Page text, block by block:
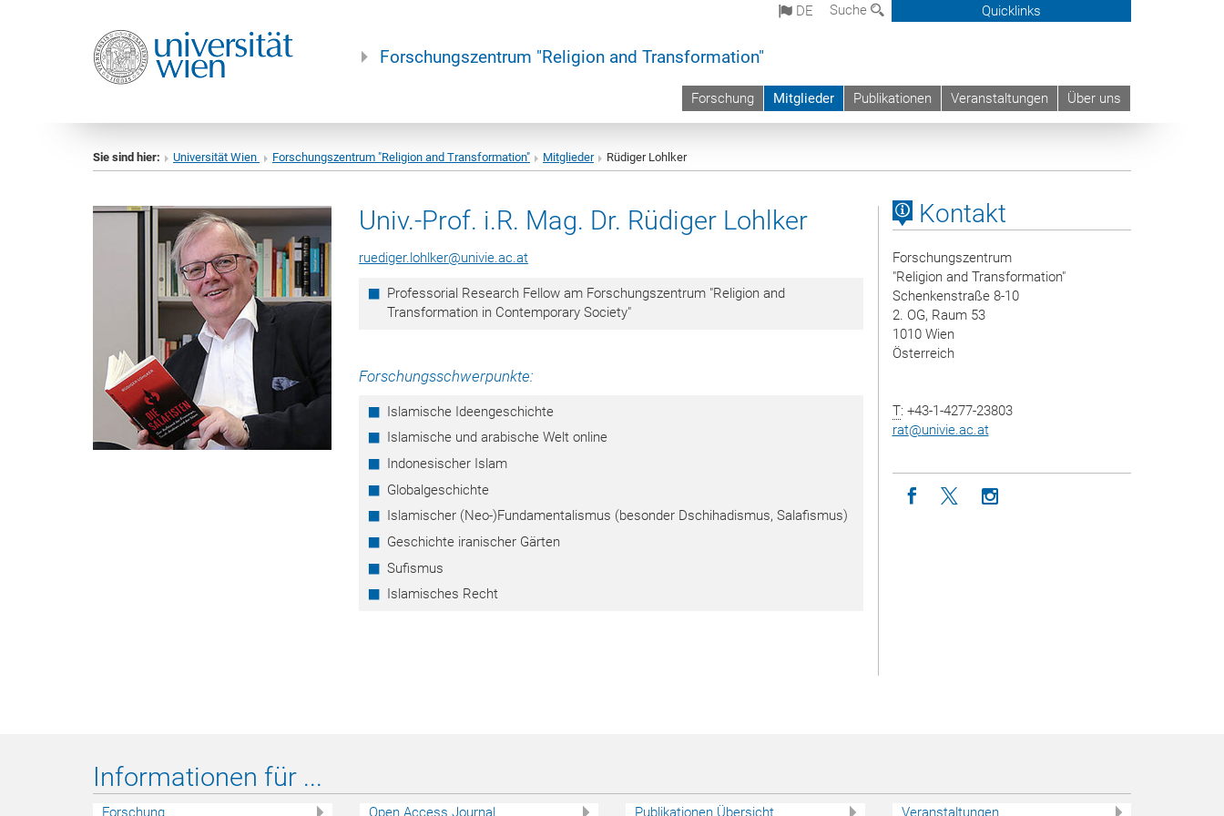
DE Suche Quicklinks
Forschungszentrum "Religion and Transformation"
Forschung Mitglieder Publikationen Veranstaltungen Über uns
Sie sind hier: Universität Wien Forschungszentrum "Religion and Transformation" Mitglieder Rüdiger Lohlker
Univ.-Prof. i.R. Mag. Dr. Rüdiger Lohlker
ruediger.lohlker@univie.ac.at
Professorial Research Fellow am Forschungszentrum "Religion and
Transformation in Contemporary Society"
Forschungsschwerpunkte:
Islamische Ideengeschichte
Islamische und arabische Welt online
Indonesischer Islam
Globalgeschichte
Islamischer (Neo-)Fundamentalismus (besonder Dschihadismus, Salafismus)
Geschichte iranischer Gärten
Sufismus
Islamisches Recht
Kontakt
Forschungszentrum
"Religion and Transformation"
Schenkenstraße 8-10
2. OG, Raum 53
1010 Wien
Österreich
T: +43-1-4277-23803
rat@univie.ac.at
Icon facebook
Icon twitter
Icon instagram
Informationen für ...